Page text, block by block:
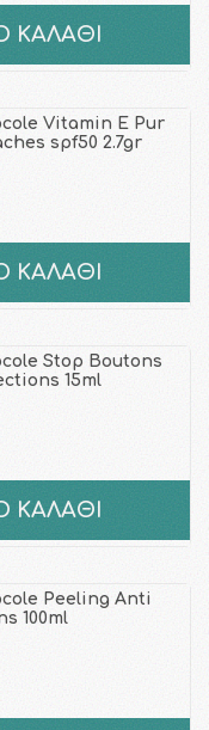
ΚΑΛΑΘΙ
Vitamin E Pur
spf50 2.7gr
ΚΑΛΑΘΙ
Stop Boutons
15ml
ΚΑΛΑΘΙ
Peeling Anti
100ml